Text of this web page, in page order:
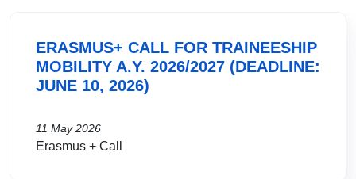
ERASMUS+ CALL FOR TRAINEESHIP
MOBILITY A.Y. 2026/2027 (DEADLINE:
JUNE 10, 2026)
11 May 2026
Erasmus + Call